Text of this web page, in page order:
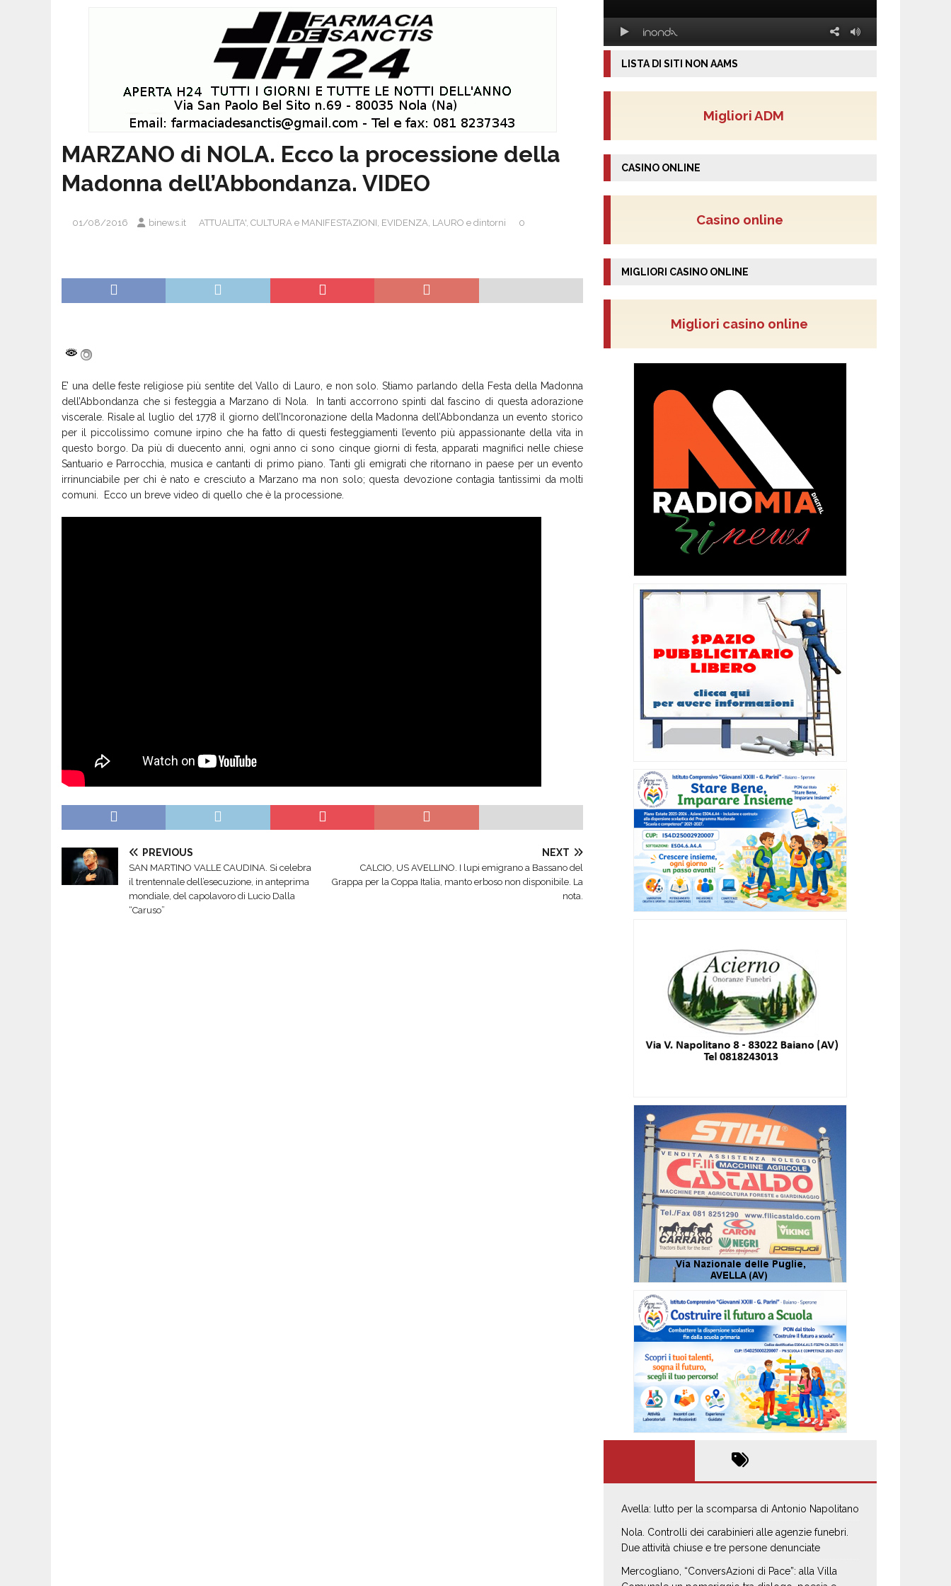
MARZANO di NOLA. Ecco la processione della
Madonna dell’Abbondanza. VIDEO
01/08/2016 binews.it ATTUALITA', CULTURA e MANIFESTAZIONI, EVIDENZA, LAURO e dintorni 0
E’ una delle feste religiose più sentite del Vallo di Lauro, e non solo. Stiamo parlando della Festa della Madonna
dell’Abbondanza che si festeggia a Marzano di Nola. In tanti accorrono spinti dal fascino di questa adorazione
viscerale. Risale al luglio del 1778 il giorno dell’Incoronazione della Madonna dell’Abbondanza un evento storico
per il piccolissimo comune irpino che ha fatto di questi festeggiamenti l’evento più appassionante della vita in
questo borgo. Da più di duecento anni, ogni anno ci sono cinque giorni di festa, apparati magnifici nelle chiese
Santuario e Parrocchia, musica e cantanti di primo piano. Tanti gli emigrati che ritornano in paese per un evento
irrinunciabile per chi è nato e cresciuto a Marzano ma non solo; questa devozione contagia tantissimi da molti
comuni. Ecco un breve video di quello che è la processione.
PREVIOUS
SAN MARTINO VALLE CAUDINA. Si celebra
il trentennale dell’esecuzione, in anteprima
mondiale, del capolavoro di Lucio Dalla
“Caruso”
NEXT
CALCIO, US AVELLINO. I lupi emigrano a Bassano del
Grappa per la Coppa Italia, manto erboso non disponibile. La
nota.
LISTA DI SITI NON AAMS
Migliori ADM
CASINO ONLINE
Casino online
MIGLIORI CASINO ONLINE
Migliori casino online
Avella: lutto per la scomparsa di Antonio Napolitano
Nola. Controlli dei carabinieri alle agenzie funebri.
Due attività chiuse e tre persone denunciate
Mercogliano, “ConversAzioni di Pace”: alla Villa